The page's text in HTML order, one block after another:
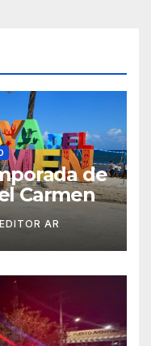
de
Carmen
EDITOR AR